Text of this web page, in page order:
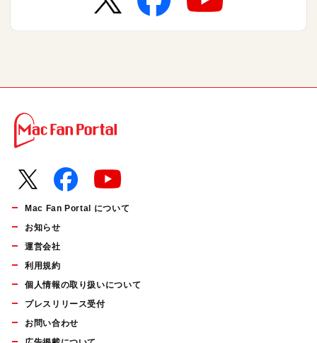
Mac Fan Portal について
お知らせ
運営会社
利用規約
個人情報の取り扱いについて
プレスリリース受付
お問い合わせ